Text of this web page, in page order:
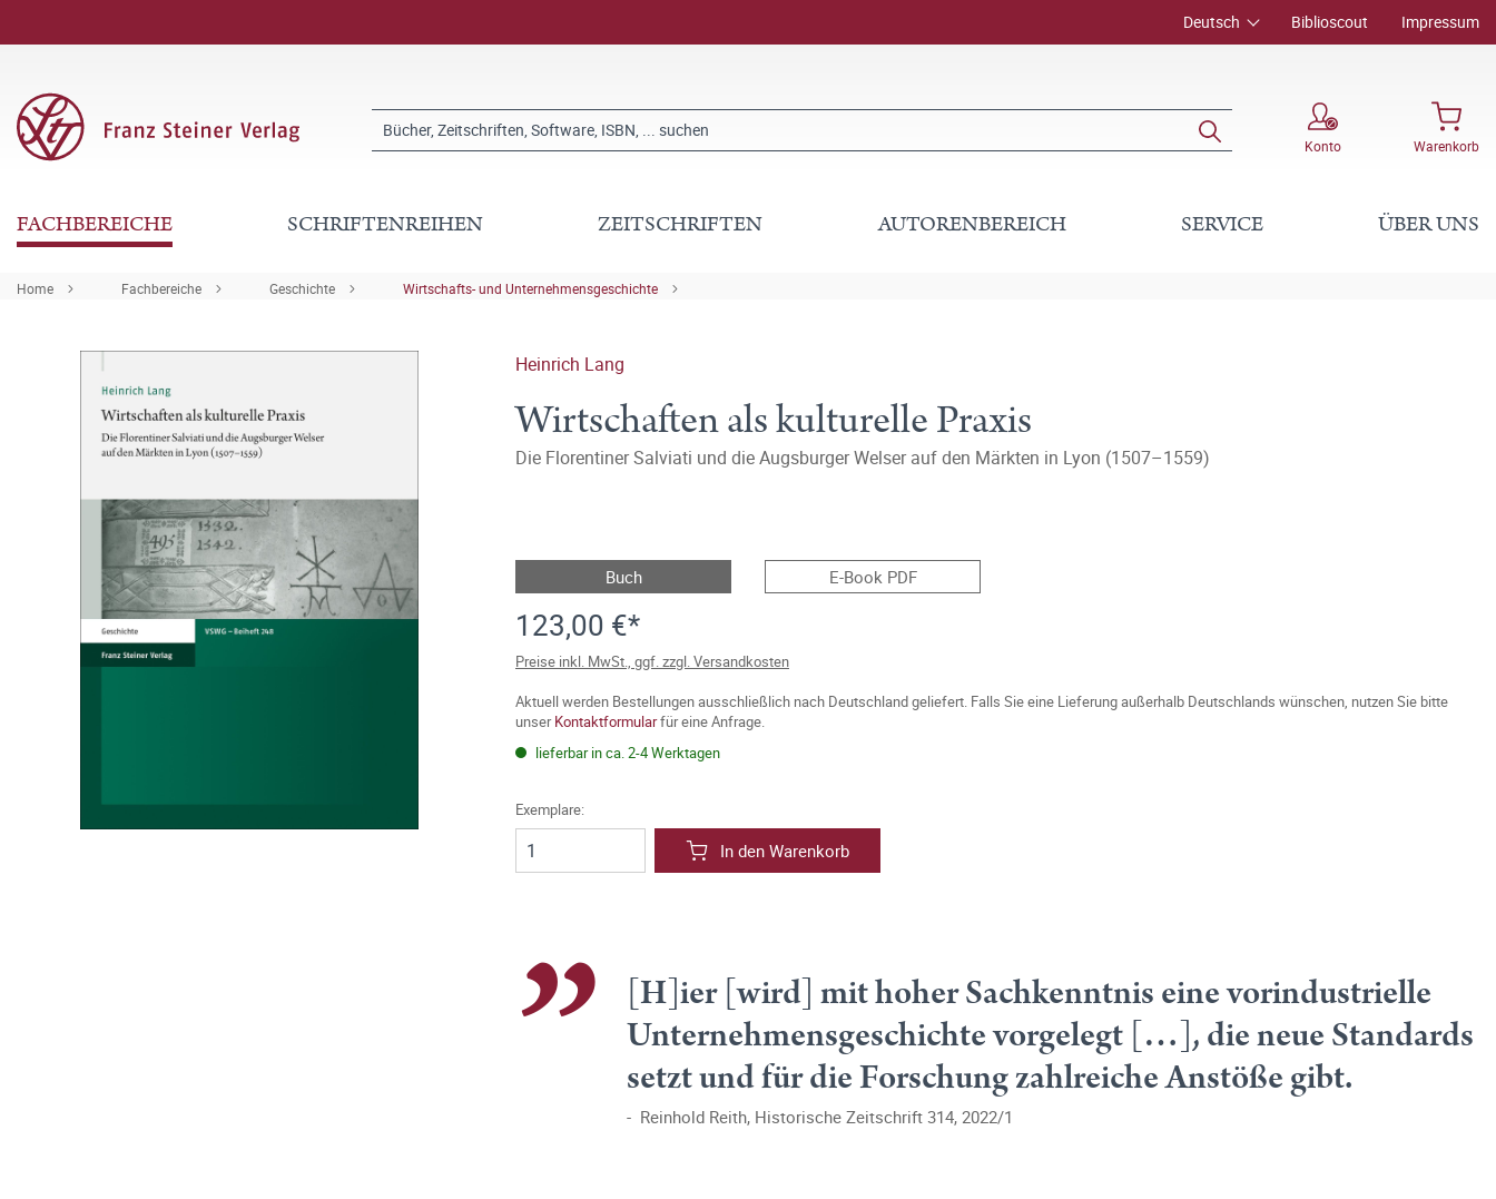
Deutsch Biblioscout Impressum
Konto Warenkorb
FACHBEREICHE SCHRIFTENREIHEN ZEITSCHRIFTEN AUTORENBEREICH SERVICE ÜBER UNS
Home Fachbereiche Geschichte Wirtschafts- und Unternehmensgeschichte
Heinrich Lang
Wirtschaften als kulturelle Praxis
Die Florentiner Salviati und die Augsburger Welser auf den Märkten in Lyon (1507–1559)
Buch E-Book PDF
123,00 €*
Preise inkl. MwSt., ggf. zzgl. Versandkosten
Aktuell werden Bestellungen ausschließlich nach Deutschland geliefert. Falls Sie eine Lieferung außerhalb Deutschlands wünschen, nutzen Sie bitte
unserKontaktformularfür eine Anfrage.
lieferbar in ca. 2-4 Werktagen
Exemplare:
In den Warenkorb
[H]ier [wird] mit hoher Sachkenntnis eine vorindustrielle
Unternehmensgeschichte vorgelegt […], die neue Standards
setzt und für die Forschung zahlreiche Anstöße gibt.
Reinhold Reith, Historische Zeitschrift 314, 2022/1